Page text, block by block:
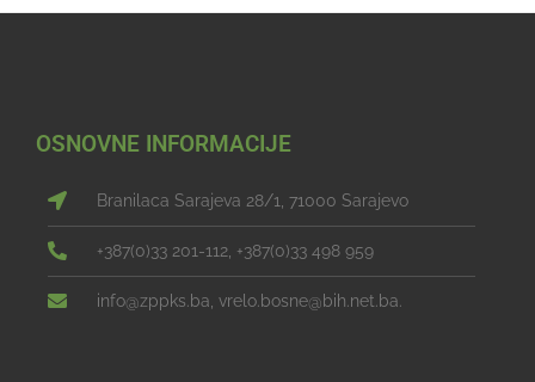
OSNOVNE INFORMACIJE
Branilaca Sarajeva 28/1, 71000 Sarajevo
+387(0)33 201-112, +387(0)33 498 959
info@zppks.ba, vrelo.bosne@bih.net.ba.